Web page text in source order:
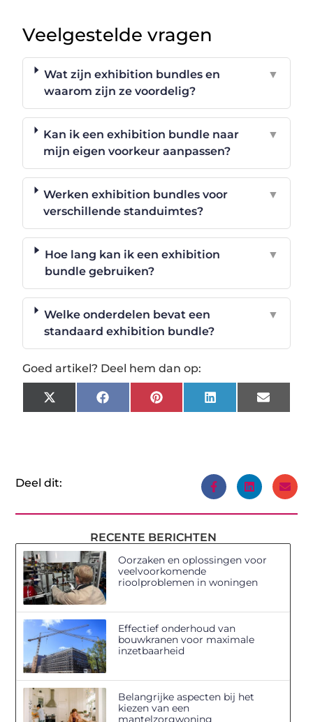
Veelgestelde vragen
Wat zijn exhibition bundles en
waarom zijn ze voordelig?
▼
Kan ik een exhibition bundle naar
mijn eigen voorkeur aanpassen?
▼
Werken exhibition bundles voor
verschillende standuimtes?
▼
Hoe lang kan ik een exhibition
bundle gebruiken?
▼
Welke onderdelen bevat een
standaard exhibition bundle?
▼
Goed artikel? Deel hem dan op:
X
(Twitter)
FacebookPinterestLinkedInEmail
Deel dit:
RECENTE BERICHTEN
Oorzaken en oplossingen voor
veelvoorkomende
rioolproblemen in woningen
Effectief onderhoud van
bouwkranen voor maximale
inzetbaarheid
Belangrijke aspecten bij het
kiezen van een
mantelzorgwoning